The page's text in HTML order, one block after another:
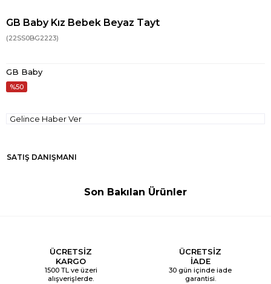
GB Baby Kız Bebek Beyaz Tayt
(22SS0BG2223)
GB Baby
50
Gelince Haber Ver
SATIŞ DANIŞMANI
Son Bakılan Ürünler
ÜCRETSİZ
KARGO
1500 TL ve üzeri
alışverişlerde.
ÜCRETSİZ
İADE
30 gün içinde iade
garantisi.